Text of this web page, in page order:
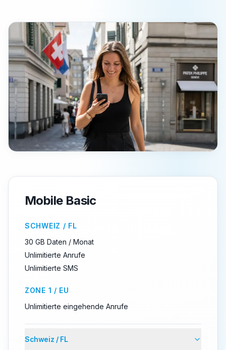
Mobile Basic
SCHWEIZ / FL
30 GB Daten / Monat
Unlimitierte Anrufe
Unlimitierte SMS
ZONE 1 / EU
Unlimitierte eingehende Anrufe
Schweiz / FL